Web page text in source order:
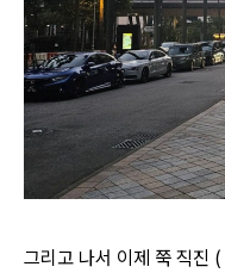
그리고 나서 이제 쭉 직진